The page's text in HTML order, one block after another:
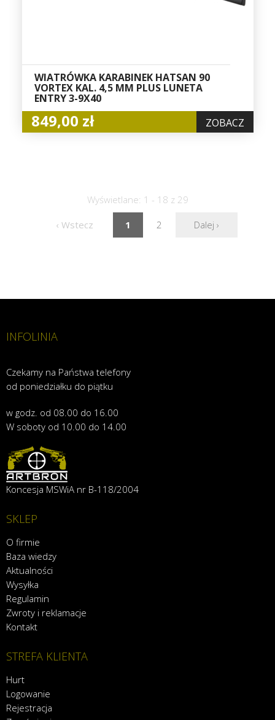
WIATRÓWKA KARABINEK HATSAN 90
VORTEX KAL. 4,5 MM PLUS LUNETA
ENTRY 3-9X40
849,00 zł ZOBACZ
Wyświetlane: 1 - 18 z 29
‹ Wstecz 1 2 Dalej ›
INFOLINIA
Czekamy na Państwa telefony
od poniedziałku do piątku
w godz. od 08.00 do 16.00
W soboty od 10.00 do 14.00
Koncesja MSWiA nr B-118/2004
SKLEP
O firmie
Baza wiedzy
Aktualności
Wysyłka
Regulamin
Zwroty i reklamacje
Kontakt
STREFA KLIENTA
Hurt
Logowanie
Rejestracja